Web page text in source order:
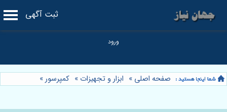
ثبت آگهی
صفحه اصلی » ابزار و تجهیزات » کمپرسور»